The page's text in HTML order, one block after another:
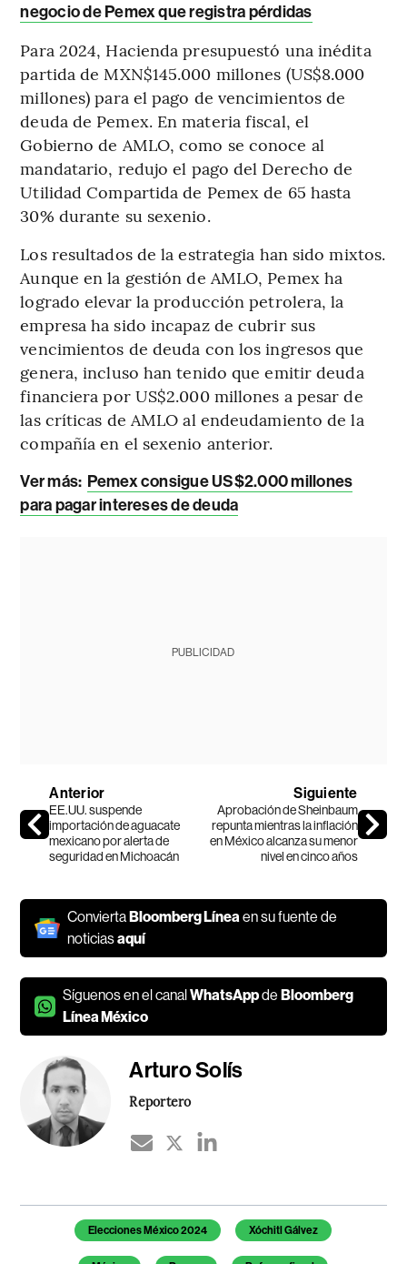
negocio de Pemex que registra pérdidas
Para 2024, Hacienda presupuestó una inédita
partida de MXN$145.000 millones (US$8.000
millones) para el pago de vencimientos de
deuda de Pemex. En materia fiscal, el
Gobierno de AMLO, como se conoce al
mandatario, redujo el pago del Derecho de
Utilidad Compartida de Pemex de 65 hasta
30% durante su sexenio.
Los resultados de la estrategia han sido mixtos.
Aunque en la gestión de AMLO, Pemex ha
logrado elevar la producción petrolera, la
empresa ha sido incapaz de cubrir sus
vencimientos de deuda con los ingresos que
genera, incluso han tenido que emitir deuda
financiera por US$2.000 millones a pesar de
las críticas de AMLO al endeudamiento de la
compañía en el sexenio anterior.
Ver más: Pemex consigue US$2.000 millones
para pagar intereses de deuda
PUBLICIDAD
Anterior
EE.UU. suspende
importación de aguacate
mexicano por alerta de
seguridad en Michoacán
Siguiente
Aprobación de Sheinbaum
repunta mientras la inflación
en México alcanza su menor
nivel en cinco años
ConviertaBloomberg Líneaen su fuente de
noticiasaquí
Síguenos en el canalWhatsAppdeBloomberg
Línea México
Arturo Solís
Reportero
Temas de este artículo
Elecciones México 2024 Xóchitl Gálvez